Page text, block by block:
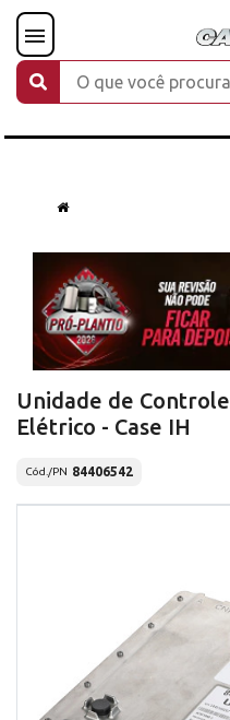
Unidade de Controle
Elétrico - Case IH
Cód./PN 84406542